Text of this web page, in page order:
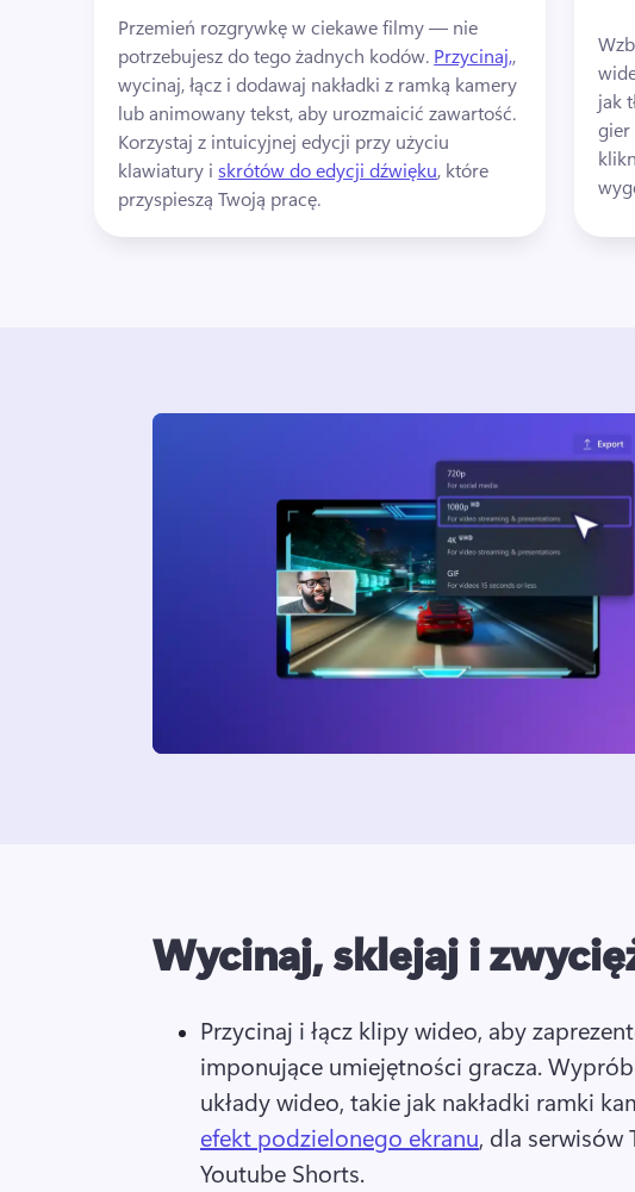
Przemień rozgrywkę w ciekawe filmy — nie
potrzebujesz do tego żadnych kodów. Przycinaj,,
wycinaj, łącz i dodawaj nakładki z ramką kamery
Korzystaj z intuicyjnej edycji przy użyciu
klawiatury i skrótów do edycji dźwięku, które
przyspieszą Twoją pracę.
jak
gier
Wycinaj, sklejaj i
Przycinaj i łącz klipy wideo, aby
imponujące umiejętności gracza.
układy wideo, takie jak nakładki ramki
efekt podzielonego ekranu, dla serwisów
Youtube Shorts.